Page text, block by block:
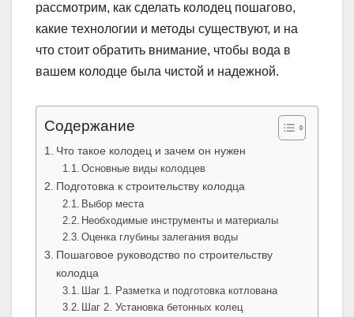
рассмотрим, как сделать колодец пошагово,
какие технологии и методы существуют, и на
что стоит обратить внимание, чтобы вода в
вашем колодце была чистой и надежной.
Содержание
Что такое колодец и зачем он нужен
Основные виды колодцев
Подготовка к строительству колодца
Выбор места
Необходимые инструменты и материалы
Оценка глубины залегания воды
Пошаговое руководство по строительству
колодца
Шаг 1. Разметка и подготовка котлована
Шаг 2. Установка бетонных колец